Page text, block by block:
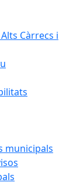
Càrrecs i
municipals